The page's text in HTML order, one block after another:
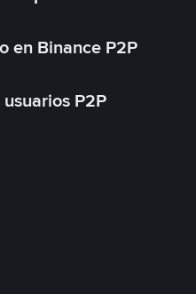
en Binance P2P
P2P